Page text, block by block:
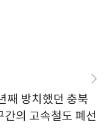
째 방치했던 충북
의 고속철도 폐선